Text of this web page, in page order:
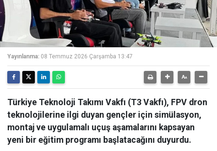
Yayınlanma: 08 Temmuz 2026 Çarşamba 13:47
Türkiye Teknoloji Takımı Vakfı (T3 Vakfı), FPV dron
teknolojilerine ilgi duyan gençler için simülasyon,
montaj ve uygulamalı uçuş aşamalarını kapsayan
yeni bir eğitim programı başlatacağını duyurdu.